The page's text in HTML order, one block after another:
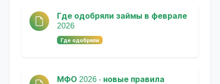
Где одобряли займы в феврале
2026
Где одобряли
МФО 2026 - новые правила